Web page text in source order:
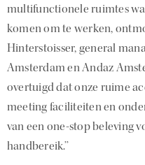
multifunctionele ruimtes
komen om te werken,
Hinterstoisser, general
Amsterdam en Andaz
overtuigd dat onze ruime
meeting faciliteiten en
van een one-stop beleving
handbereik.’’